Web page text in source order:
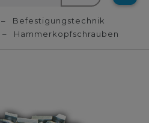
Befestigungstechnik
Hammerkopfschrauben